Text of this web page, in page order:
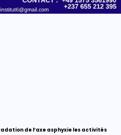
de l’axe asphyxie les activités